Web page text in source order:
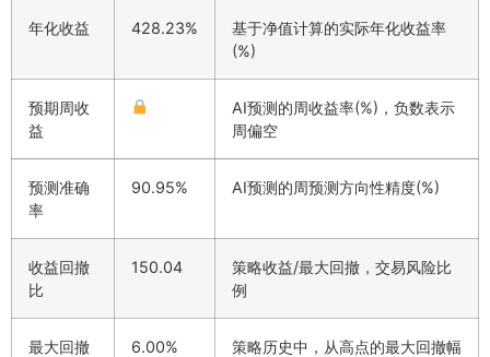
年化收益 428.23%
基于净值计算的实际年化收益率
(%)
预期周收
益
AI预测的周收益率(%)，负数表示
周偏空
预测准确
率
90.95% AI预测的周预测方向性精度(%)
收益回撤
比
150.04
策略收益/最大回撤，交易风险比
例
最大回撤 6.00%
策略历史中，从高点的最大回撤幅